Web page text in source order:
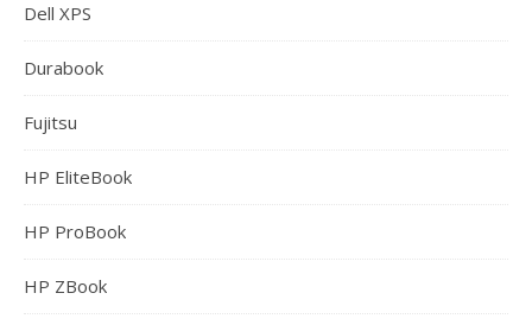
Dell XPS
Durabook
Fujitsu
HP EliteBook
HP ProBook
HP ZBook